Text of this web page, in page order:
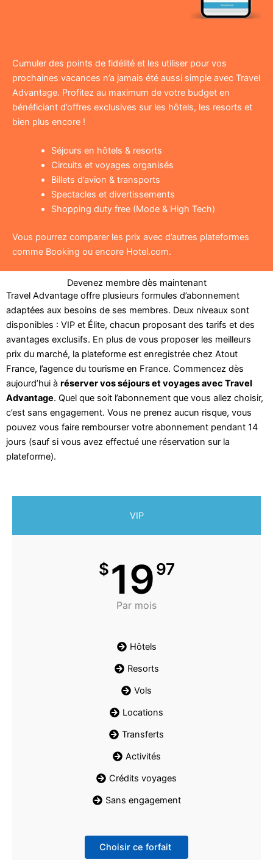
Cumuler des points de fidélité et les utiliser pour vos
prochaines vacances n’a jamais été aussi simple avec Travel
Advantage. Profitez au maximum de votre budget en
bénéficiant d’offres exclusives sur les hôtels, les resorts et
bien plus encore !
Séjours en hôtels & resorts
Circuits et voyages organisés
Billets d’avion & transports
Spectacles et divertissements
Shopping duty free (Mode & High Tech)
Vous pourrez comparer les prix avec d’autres plateformes
comme Booking ou encore Hotel.com.
Devenez membre dès maintenant
Travel Advantage offre plusieurs formules d’abonnement
adaptées aux besoins de ses membres. Deux niveaux sont
disponibles : VIP et Élite, chacun proposant des tarifs et des
avantages exclusifs. En plus de vous proposer les meilleurs
prix du marché, la plateforme est enregistrée chez Atout
France, l’agence du tourisme en France. Commencez dès
aujourd’hui à réserver vos séjours et voyages avec Travel
Advantage. Quel que soit l’abonnement que vous allez choisir,
c’est sans engagement. Vous ne prenez aucun risque, vous
pouvez vous faire rembourser votre abonnement pendant 14
jours (sauf si vous avez effectué une réservation sur la
plateforme).
VIP
$1997
Par mois
Hôtels
Resorts
Vols
Locations
Transferts
Activités
Crédits voyages
Sans engagement
Choisir ce forfait